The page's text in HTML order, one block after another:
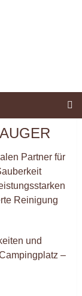
Partner für
Reinigung
und
–